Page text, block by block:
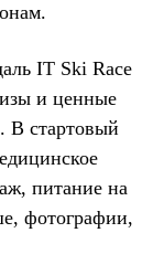
IT Ski Race
и ценные
В стартовый
питание на
фотографии,